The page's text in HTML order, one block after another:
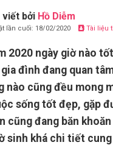
bởi Hồ Diễm
lần cuối: 18/02/2020 Tài liệu
2020 ngày giờ nào
đình đang quan
nào cũng đều mong
sống tốt đẹp, gặp
cũng đang băn
sinh khá chi tiết